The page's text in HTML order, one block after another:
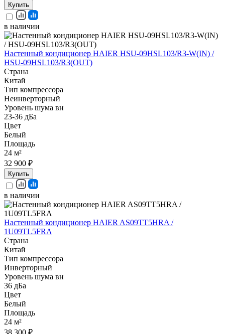
Купить
в наличии
Настенный кондиционер HAIER HSU-09HSL103/R3-W(IN) /
HSU-09HSL103/R3(OUT)
Страна
Китай
Тип компрессора
Неинверторный
Уровень шума вн
23-36 дБа
Цвет
Белый
Площадь
24 м²
32 900 ₽
Купить
в наличии
Настенный кондиционер HAIER AS09TT5HRA /
1U09TL5FRA
Страна
Китай
Тип компрессора
Инверторный
Уровень шума вн
36 дБа
Цвет
Белый
Площадь
24 м²
38 300 ₽